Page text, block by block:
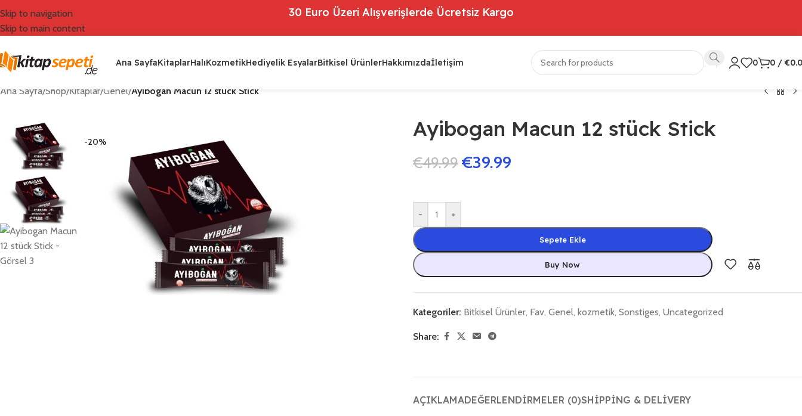
Skip to navigation
Skip to main content
30 Euro Üzeri Alışverişlerde Ücretsiz Kargo
Ana SayfaKitaplarHalıKozmetikHediyelik EsyalarBitkisel ÜrünlerHakkımızdaİletişim 0 0 / €
Ana Sayfa/Shop/Kitaplar/Genel/Ayibogan Macun 12 stück Stick
-20%
Ayibogan Macun 12 stück Stick
€49.99 €39.99
- +
Sepete Ekle
Buy Now
Kategoriler: Bitkisel Ürünler, Fav, Genel, kozmetik, Sonstiges, Uncategorized
Share:
AÇIKLAMADEĞERLENDIRMELER (0)SHIPPING & DELIVERY